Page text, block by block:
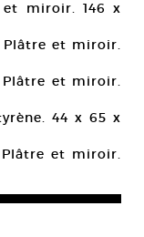
miroir. 146 x
et miroir.
et miroir.
44 x 65 x
et miroir.